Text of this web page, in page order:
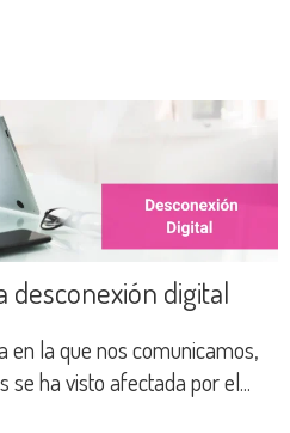
desconexión digital
en la que nos comunicamos,
ha visto afectada por el...